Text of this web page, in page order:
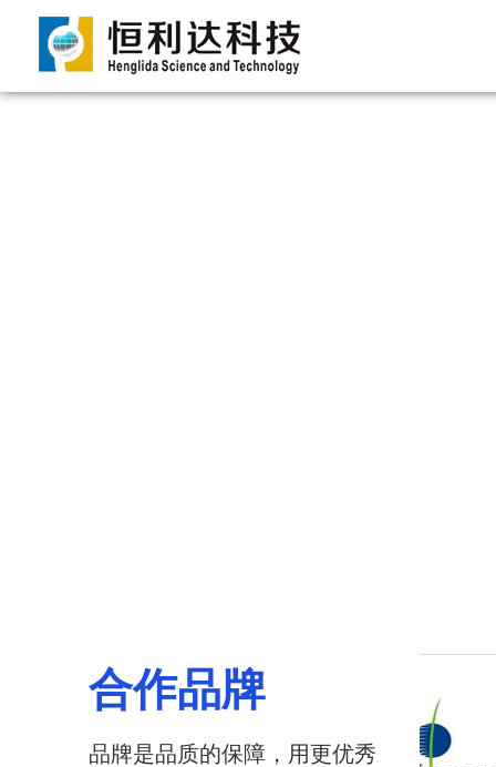
合作品牌
品牌是品质的保障，用更优秀